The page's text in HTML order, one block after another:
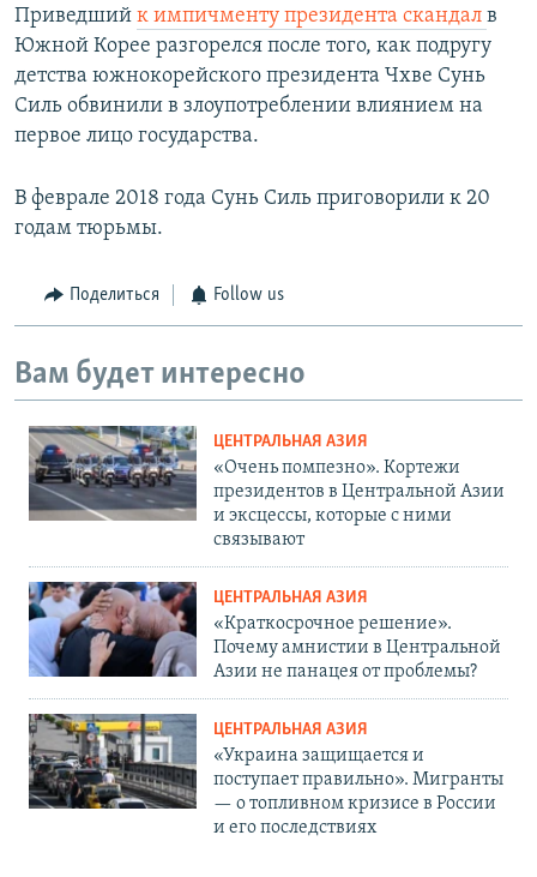
Приведший к импичменту президента скандал в
Южной Корее разгорелся после того, как подругу
детства южнокорейского президента Чхве Сунь
Силь обвинили в злоупотреблении влиянием на
первое лицо государства.
В феврале 2018 года Сунь Силь приговорили к 20
годам тюрьмы.
Поделиться Follow us
Вам будет интересно
ЦЕНТРАЛЬНАЯ АЗИЯ
«Очень помпезно». Кортежи
президентов в Центральной Азии
и эксцессы, которые с ними
связывают
ЦЕНТРАЛЬНАЯ АЗИЯ
«Краткосрочное решение».
Почему амнистии в Центральной
Азии не панацея от проблемы?
ЦЕНТРАЛЬНАЯ АЗИЯ
«Украина защищается и
поступает правильно». Мигранты
— о топливном кризисе в России
и его последствиях